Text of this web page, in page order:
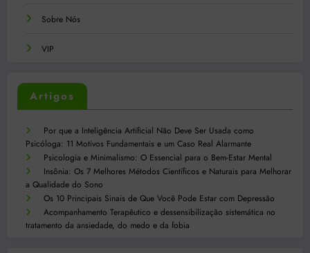
Sobre Nós
VIP
Artigos
Por que a Inteligência Artificial Não Deve Ser Usada como
Psicóloga: 11 Motivos Fundamentais e um Caso Real Alarmante
Psicologia e Minimalismo: O Essencial para o Bem-Estar Mental
Insônia: Os 7 Melhores Métodos Científicos e Naturais para Melhorar
a Qualidade do Sono
Os 10 Principais Sinais de Que Você Pode Estar com Depressão
Acompanhamento Terapêutico e dessensibilização sistemática no
tratamento da ansiedade, do medo e da fobia